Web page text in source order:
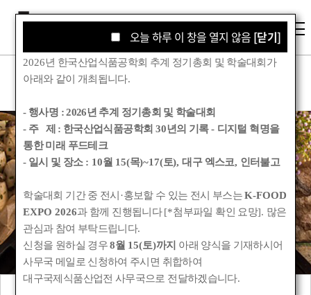
학회소식
Korean Society for Food Engineering
공지사항
관련기관소식
오늘 하루 이 창을 열지 않음 [닫기]
오늘 하루 이 창을 열지 않음 [닫기]
2026년 한국산업식품공학회 추계 정기총회 및 학술대회가
아래와 같이 개최됩니다.
- 행사명 :2026년 추계 정기총회 및 학술대회
- 주 제 : 한국산업식품공학회 30년의 기록- 디지털 혁명을
통한 미래 푸드테크
- 일시 및 장소 : 10월 15(목)~17(토),대구 엑스코, 인터불고
학술대회 기간 중 전시 ·홍보할 수 있는 전시 부스는K-FOOD
EXPO 2026과 함께 진행됩니다[*첨부파일 확인 요망]. 많은
관심과 참여 부탁드립니다.
신청을 원하실 경우8월 15(토)까지 아래 양식을 기재하시어
사무국 메일로 신청하여 주시면 취합하여
대구국제식품산업전 사무국으로 전달하겠습니다.